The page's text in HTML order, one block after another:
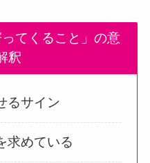
ってくること」の意
釈
るサイン
求めている